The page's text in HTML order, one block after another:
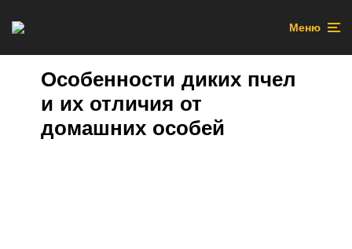
Меню
Особенности диких пчел
и их отличия от
домашних особей